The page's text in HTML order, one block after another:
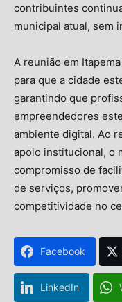
contribuintes
municipal atual, sem
A reunião em
para que a cidade
garantindo que
empreendedores
ambiente digital. Ao
apoio institucional, o
compromisso de
de serviços,
competitividade no
Facebook
LinkedIn